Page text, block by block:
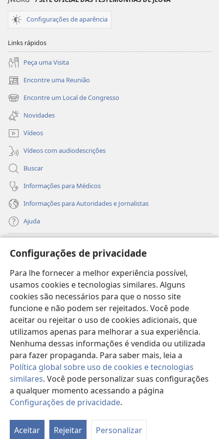
Configurações de privacidade
Para lhe fornecer a melhor experiência possível,
usamos cookies e tecnologias similares. Alguns
cookies são necessários para que o nosso site
funcione e não podem ser rejeitados. Você pode
aceitar ou rejeitar o uso de cookies adicionais, que
utilizamos apenas para melhorar a sua experiência.
Nenhuma dessas informações é vendida ou utilizada
para fazer propaganda. Para saber mais, leia a
Política global sobre uso de cookies e tecnologias
similares. Você pode personalizar suas configurações
a qualquer momento acessando a página
Configurações de privacidade.
Aceitar Rejeitar Personalizar
Configurações de aparência
Links rápidos
Peça uma Visita
Encontre uma Reunião
(abre
nova
janela)
Encontre um Local de Congresso
(abre
nova
janela)
Novidades
Vídeos
Vídeos com audiodescrições
Buscar
Informações para Médicos
Informações para Autoridades e Jornalistas
Ajuda
(abre
nova
janela)
Biblioteca On-line da Torre de Vigia™
(abre
nova
janela)JW Hub
(abre
nova
janela)JW Library
Watchtower Library
Copyright© 2026 Watch Tower Bible and Tract Society of Pennsylvania.
TERMOS DE USO | POLÍTICA DE PRIVACIDADE
PRIVACIDADE